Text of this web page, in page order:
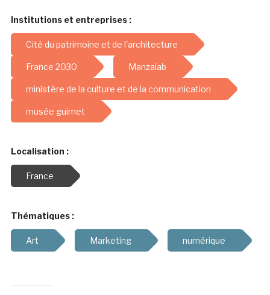
Institutions et entreprises :
Cité du patrimoine et de l'architecture
France 2030 Manzalab
ministère de la culture et de la communication
musée guimet
Localisation :
France
Thématiques :
Art Marketing numérique